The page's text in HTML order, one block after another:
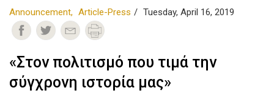
Announcement Article-Press Tuesday, April 16, 2019
«Στον πολιτισμό που τιμά την
σύγχρονη ιστορία μας»